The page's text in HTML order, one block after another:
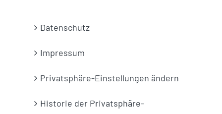
Datenschutz
Impressum
Privatsphäre-Einstellungen ändern
Historie der Privatsphäre-